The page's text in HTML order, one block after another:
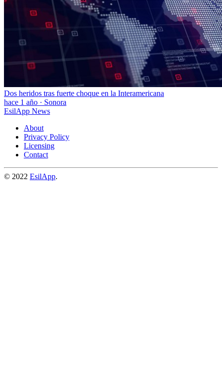
Dos heridos tras fuerte choque en la Interamericana
hace 1 año · Sonora
EsilApp News
About
Privacy Policy
Licensing
Contact
© 2022 EsilApp.